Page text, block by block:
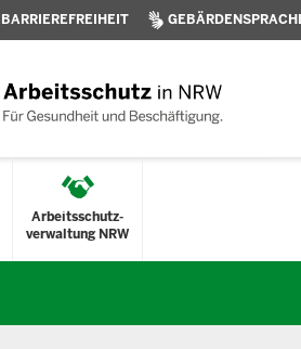
BARRIEREFREIHEIT
Arbeitsschutz-
verwaltung NRW